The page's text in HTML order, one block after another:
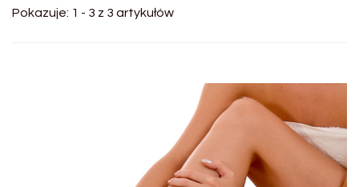
Pokazuje: 1 - 3 z 3 artykułów